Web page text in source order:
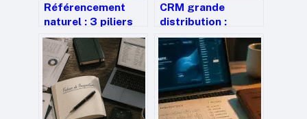
Référencement
naturel : 3 piliers
techniques et 4
outils pour
propulser votre
visibilité sur
Google
CRM grande
distribution :
unifiez vos
données pour
transformer
chaque ticket de
caisse en
opportunité